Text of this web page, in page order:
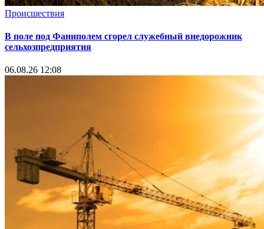
Происшествия
В поле под Фаниполем сгорел служебный внедорожник
сельхозпредприятия
06.08.26 12:08